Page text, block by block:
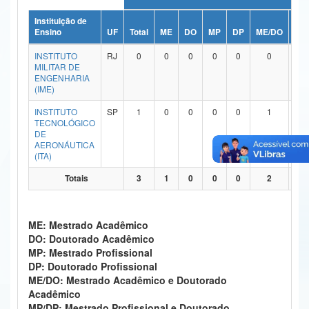
Ministério da Ciência, Tecnologia, Inovações e Comunicações
Ministério do Meio Ambiente
Ministério do Turismo
Ministério do Desenvolvimento Regional
Controladoria-Geral da União
Ministério da Mulher, da Família e dos Direitos Humanos
Gabinete de Segurança Institucional
Advocacia-Geral da União
Banco Central do Brasil
Instituição de
Ensino
UF Total ME DO MP DP ME/DO
INSTITUTO
MILITAR DE
ENGENHARIA
(IME)
RJ 0 0 0 0 0 0
INSTITUTO
TECNOLÓGICO
DE
AERONÁUTICA
(ITA)
SP 1 0 0 0 0 1
Totais 3 1 0 0 0 2
ME: Mestrado Acadêmico
DO: Doutorado Acadêmico
MP: Mestrado Profissional
DP: Doutorado Profissional
ME/DO: Mestrado Acadêmico e Doutorado
Acadêmico